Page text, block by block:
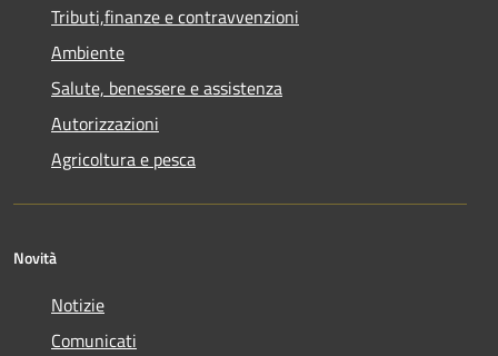
Tributi,finanze e contravvenzioni
Ambiente
Salute, benessere e assistenza
Autorizzazioni
Agricoltura e pesca
Novità
Notizie
Comunicati